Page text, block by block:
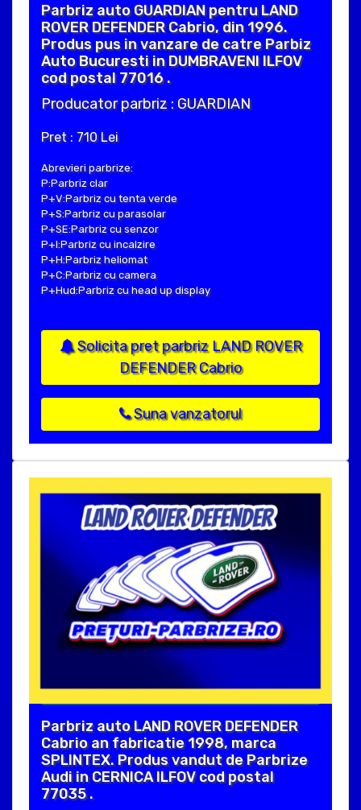
Parbriz auto GUARDIAN pentru LAND
ROVER DEFENDER Cabrio, din 1996.
Produs pus in vanzare de catre Parbiz
Auto Bucuresti in DUMBRAVENI ILFOV
cod postal 77016 .
Producator parbriz : GUARDIAN
Pret : 710 Lei
Abrevieri parbrize:
P:Parbriz clar
P+V:Parbriz cu tenta verde
P+S:Parbriz cu parasolar
P+SE:Parbriz cu senzor
P+I:Parbriz cu incalzire
P+H:Parbriz heliomat
P+C:Parbriz cu camera
P+Hud:Parbriz cu head up display
Solicita pret parbriz LAND ROVER
DEFENDER Cabrio
Suna vanzatorul
Parbriz auto LAND ROVER DEFENDER
Cabrio an fabricatie 1998, marca
SPLINTEX. Produs vandut de Parbrize
Audi in CERNICA ILFOV cod postal
77035 .